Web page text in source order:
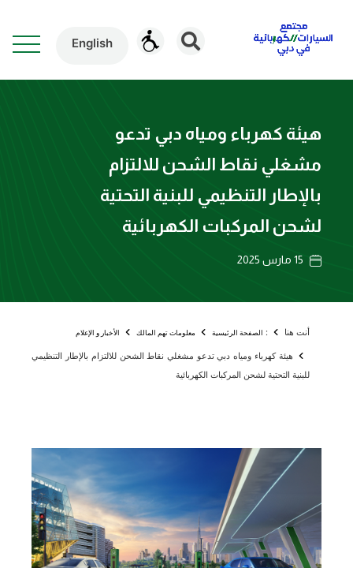
English
هيئة كهرباء ومياه دبي تدعو
مشغلي نقاط الشحن للالتزام
بالإطار التنظيمي للبنية التحتية
لشحن المركبات الكهربائية
15 مارس 2025
أنت هنا : الصفحة الرئيسية معلومات تهم المالك الأخبار و الإعلام
هيئة كهرباء ومياه دبي تدعو مشغلي نقاط الشحن للالتزام بالإطار التنظيمي
للبنية التحتية لشحن المركبات الكهربائية